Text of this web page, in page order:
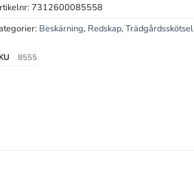
7312600085558
Beskärning, Redskap,Trädgårdsskötsel
8555